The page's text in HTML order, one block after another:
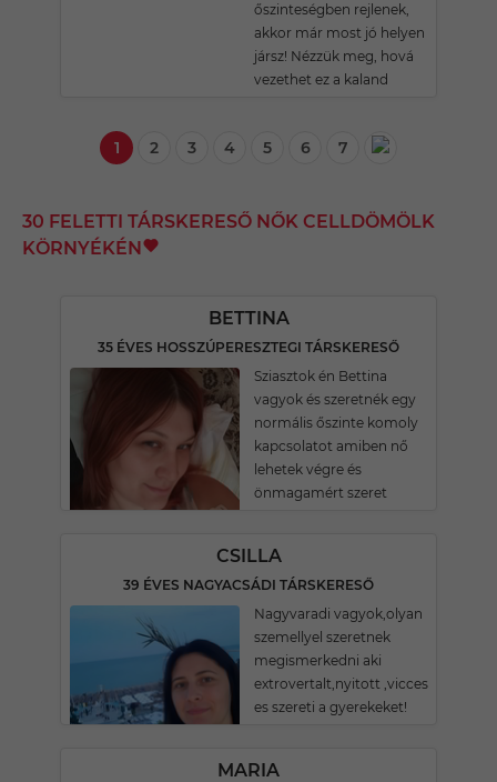
őszinteségben rejlenek,
akkor már most jó helyen
jársz! Nézzük meg, hová
vezethet ez a kaland
1 2 3 4 5 6 7
30 FELETTI TÁRSKERESŐ NŐK CELLDÖMÖLK
KÖRNYÉKÉN
BETTINA
35 ÉVES HOSSZÚPERESZTEGI TÁRSKERESŐ
Sziasztok én Bettina
vagyok és szeretnék egy
normális őszinte komoly
kapcsolatot amiben nő
lehetek végre és
önmagamért szeret
CSILLA
39 ÉVES NAGYACSÁDI TÁRSKERESŐ
Nagyvaradi vagyok,olyan
szemellyel szeretnek
megismerkedni aki
extrovertalt,nyitott ,vicces
es szereti a gyerekeket!
MARIA